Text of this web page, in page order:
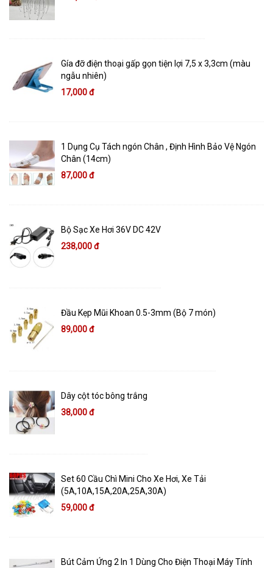
Gía đỡ điện thoại gấp gọn tiện lợi 7,5 x 3,3cm (màu
ngẫu nhiên)
17,000 đ
1 Dụng Cụ Tách ngón Chân , Định Hình Bảo Vệ Ngón
Chân (14cm)
87,000 đ
Bộ Sạc Xe Hơi 36V DC 42V
238,000 đ
Đầu Kẹp Mũi Khoan 0.5-3mm (Bộ 7 món)
89,000 đ
Dây cột tóc bông trắng
38,000 đ
Set 60 Cầu Chì Mini Cho Xe Hơi, Xe Tải
(5A,10A,15A,20A,25A,30A)
59,000 đ
Bút Cảm Ứng 2 In 1 Dùng Cho Điện Thoại Máy Tính